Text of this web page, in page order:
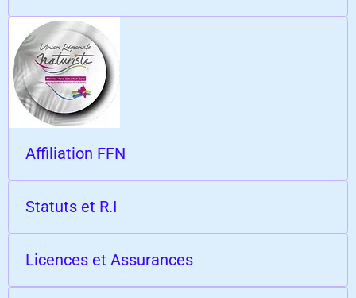
Affiliation FFN
Statuts et R.I
Licences et Assurances